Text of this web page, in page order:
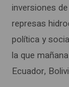
inversiones
represas
política y
la que
Ecuador,